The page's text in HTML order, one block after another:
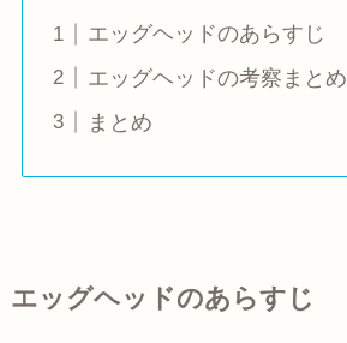
エッグヘッドのあらすじ
エッグヘッドの考察まとめ
まとめ
エッグヘッドのあらすじ